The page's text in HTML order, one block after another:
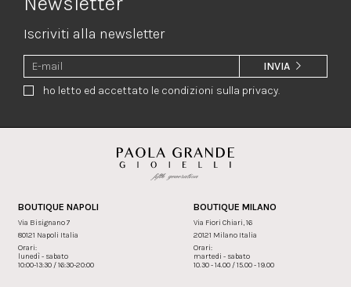
Iscriviti alla newsletter
ho letto ed accettato le condizioni sulla privacy.
INVIA
BOUTIQUE NAPOLI
Via Bisignano 7
80121 Napoli Italia
Orari:
lunedì - sabato
10:00-13:30 / 16:30-20:00
BOUTIQUE MILANO
Via Fiori Chiari, 16
20121 Milano Italia
Orari:
martedi - sabato
10.30 - 14.00 / 15.00 - 19.00